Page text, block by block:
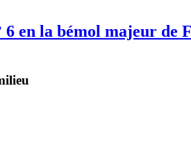
en la bémol majeur de